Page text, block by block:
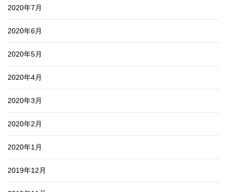
2020年7月
2020年6月
2020年5月
2020年4月
2020年3月
2020年2月
2020年1月
2019年12月